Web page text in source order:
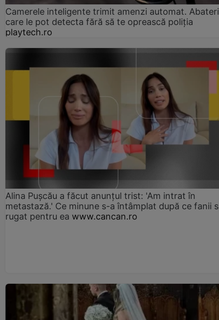
Camerele inteligente trimit amenzi automat.
care le pot detecta fără să te oprească poliția
playtech.ro
Alina Pușcău a făcut anunțul trist: 'Am intrat în
metastază.' Ce minune s-a întâmplat după ce fanii
rugat pentru ea www.cancan.ro